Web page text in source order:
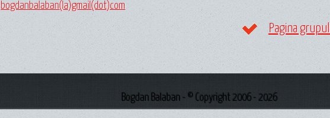
bogdanbalaban(la)gmail(dot)com
Pagina
Bogdan Balaban - © Copyright 2006 - 2026